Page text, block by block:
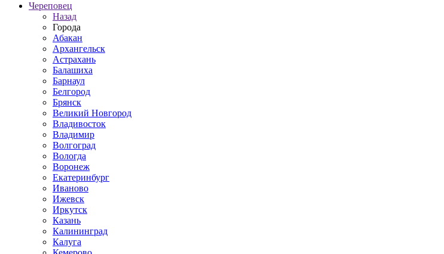
Череповец
Назад
Города
Абакан
Архангельск
Астрахань
Балашиха
Барнаул
Белгород
Брянск
Великий Новгород
Владивосток
Владимир
Волгоград
Вологда
Воронеж
Екатеринбург
Иваново
Ижевск
Иркутск
Казань
Калининград
Калуга